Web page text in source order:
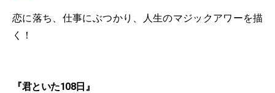
恋に落ち、仕事にぶつかり、人生のマジックアワーを描
く！
『君といた108日』